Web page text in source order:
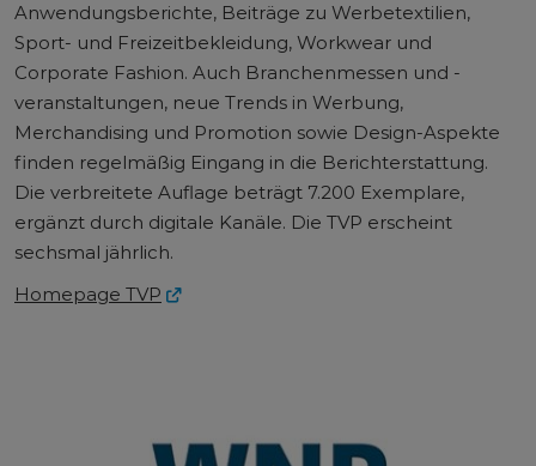
Anwendungsberichte, Beiträge zu Werbetextilien,
Sport- und Freizeitbekleidung, Workwear und
Corporate Fashion. Auch Branchenmessen und -
veranstaltungen, neue Trends in Werbung,
Merchandising und Promotion sowie Design-Aspekte
finden regelmäßig Eingang in die Berichterstattung.
Die verbreitete Auflage beträgt 7.200 Exemplare,
ergänzt durch digitale Kanäle. Die TVP erscheint
sechsmal jährlich.
Homepage TVP